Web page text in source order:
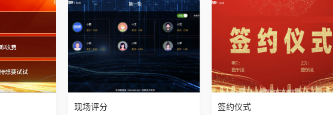
现场评分 签约仪式